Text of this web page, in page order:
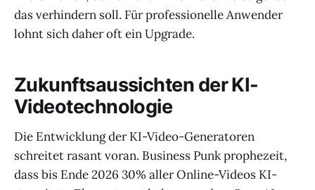
das verhindern soll. Für professionelle Anwender
lohnt sich daher oft ein Upgrade.
Zukunftsaussichten der KI-
Videotechnologie
Die Entwicklung der KI-Video-Generatoren
schreitet rasant voran. Business Punk prophezeit,
dass bis Ende 2026 30% aller Online-Videos KI-